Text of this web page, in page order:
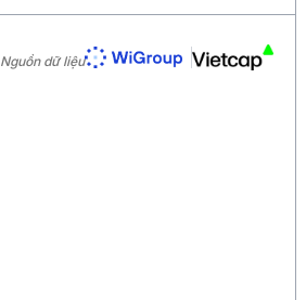
Nguồn dữ liệu